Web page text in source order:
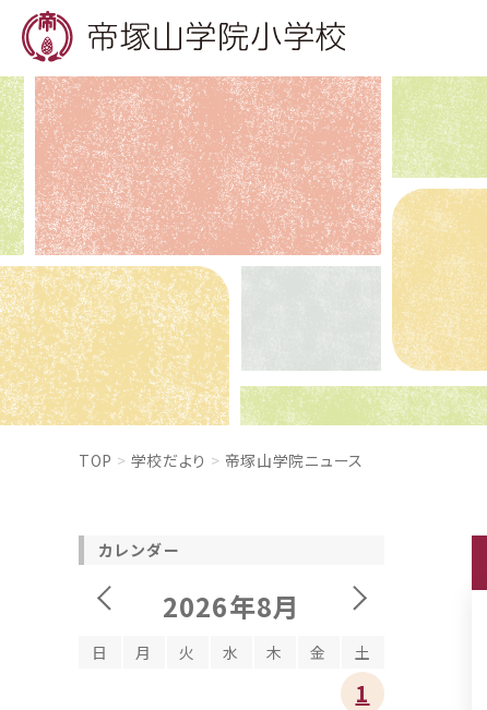
TOP 学校だより 帝塚山学院ニュース
カレンダー
2026年8月
日 月 火 水 木 金 土
1